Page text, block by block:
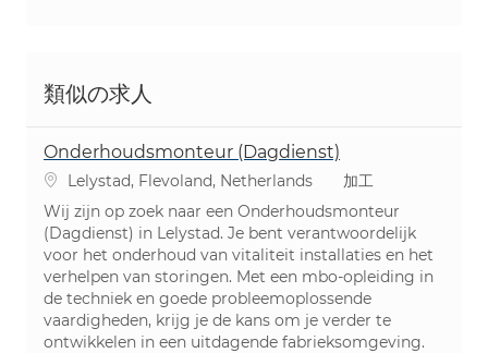
類似の求人
Onderhoudsmonteur (Dagdienst)
場所Lelystad, Flevoland, Netherlands カテゴリ
加工
Wij zijn op zoek naar een Onderhoudsmonteur
(Dagdienst) in Lelystad. Je bent verantwoordelijk
voor het onderhoud van vitaliteit installaties en het
verhelpen van storingen. Met een mbo-opleiding in
de techniek en goede probleemoplossende
vaardigheden, krijg je de kans om je verder te
ontwikkelen in een uitdagende fabrieksomgeving.